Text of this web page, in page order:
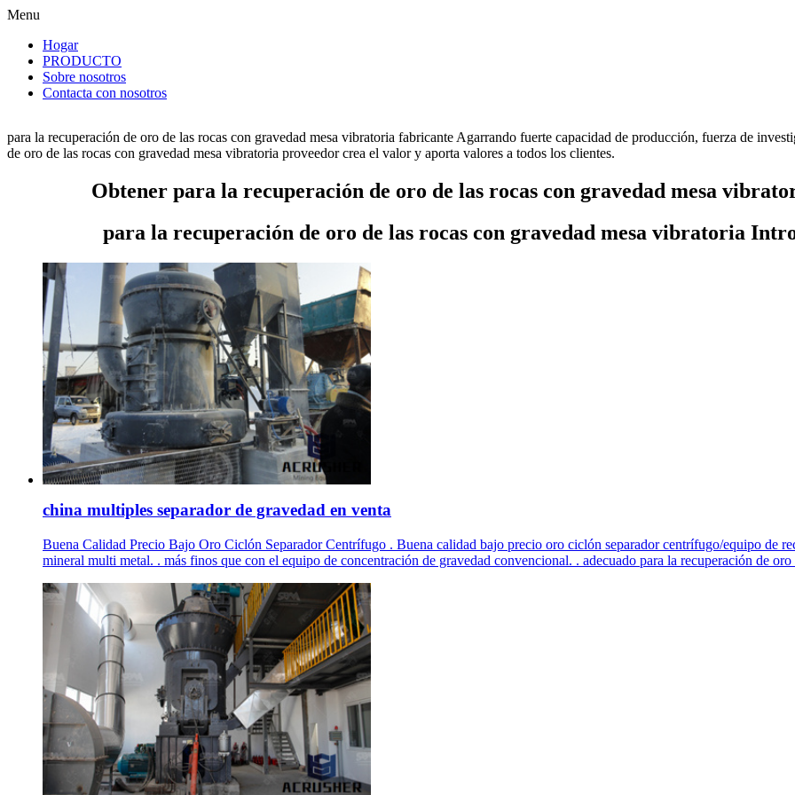
Menu
Hogar
PRODUCTO
Sobre nosotros
Contacta con nosotros
para la recuperación de oro de las rocas con gravedad mesa vibratoria fabricante Agarrando fuerte capacidad de producción, fuerza de
de oro de las rocas con gravedad mesa vibratoria proveedor crea el valor y aporta valores a todos los clientes.
Obtener para la recuperación de oro de las rocas con gravedad mesa
para la recuperación de oro de las rocas con gravedad mesa vibratoria
china multiples separador de gravedad en venta
Buena Calidad Precio Bajo Oro Ciclón Separador Centrífugo . Buena calidad bajo precio oro ciclón separador centrífugo/equipo de
mineral multi metal. . más finos que con el equipo de concentración de gravedad convencional. . adecuado para la recuperación de